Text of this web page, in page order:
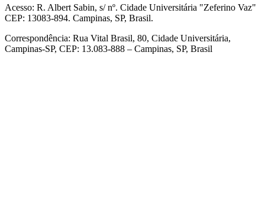
Acesso: R. Albert Sabin, s/ nº. Cidade Universitária "Zeferino Vaz"
CEP: 13083-894. Campinas, SP, Brasil.
Correspondência: Rua Vital Brasil, 80, Cidade Universitária,
Campinas-SP, CEP: 13.083-888 – Campinas, SP, Brasil